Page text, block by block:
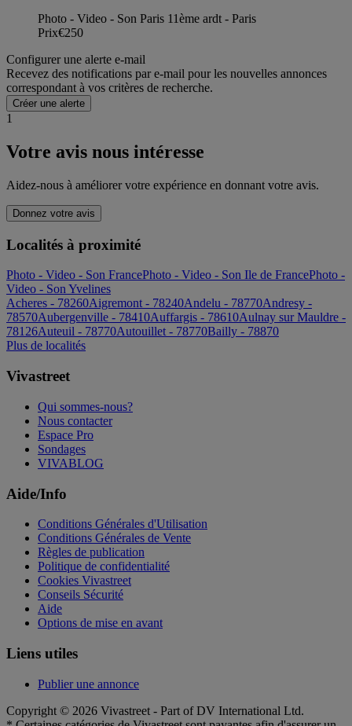
Photo - Video - Son Paris 11ème ardt - Paris
Prix€250
Configurer une alerte e-mail
Recevez des notifications par e-mail pour les nouvelles annonces
correspondant à vos critères de recherche.
Créer une alerte
1
Votre avis nous intéresse
Aidez-nous à améliorer votre expérience en donnant votre avis.
Donnez votre avis
Localités à proximité
Photo - Video - Son FrancePhoto - Video - Son Ile de FrancePhoto -
Video - Son Yvelines
Acheres - 78260Aigremont - 78240Andelu - 78770Andresy -
78570Aubergenville - 78410Auffargis - 78610Aulnay sur Mauldre -
78126Auteuil - 78770Autouillet - 78770Bailly - 78870
Plus de localités
Vivastreet
Qui sommes-nous?
Nous contacter
Espace Pro
Sondages
VIVABLOG
Aide/Info
Conditions Générales d'Utilisation
Conditions Générales de Vente
Règles de publication
Politique de confidentialité
Cookies Vivastreet
Conseils Sécurité
Aide
Options de mise en avant
Liens utiles
Publier une annonce
Copyright © 2026 Vivastreet - Part of DV International Ltd.